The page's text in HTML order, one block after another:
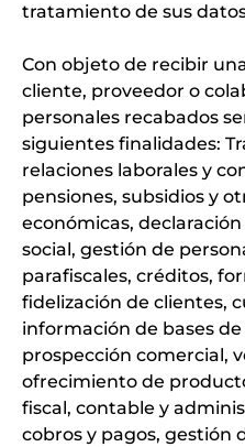
tratamiento de sus
Con objeto de recibir
cliente, proveedor o
personales recabados
siguientes finalidades:
relaciones laborales y
pensiones, subsidios y
económicas,
social, gestión de
parafiscales, créditos,
fidelización de clientes,
información de bases
prospección comercial,
ofrecimiento de
fiscal, contable y
cobros y pagos, gestión